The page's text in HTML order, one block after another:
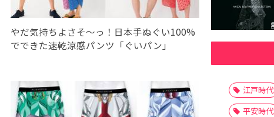
やだ気持ちよさそ〜っ！日本手ぬぐい100%
でできた速乾涼感パンツ「ぐいパン」
江戸時代
平安時代